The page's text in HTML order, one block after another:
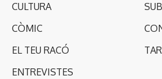
CULTURA
CÒMIC
EL TEU RACÓ
ENTREVISTES